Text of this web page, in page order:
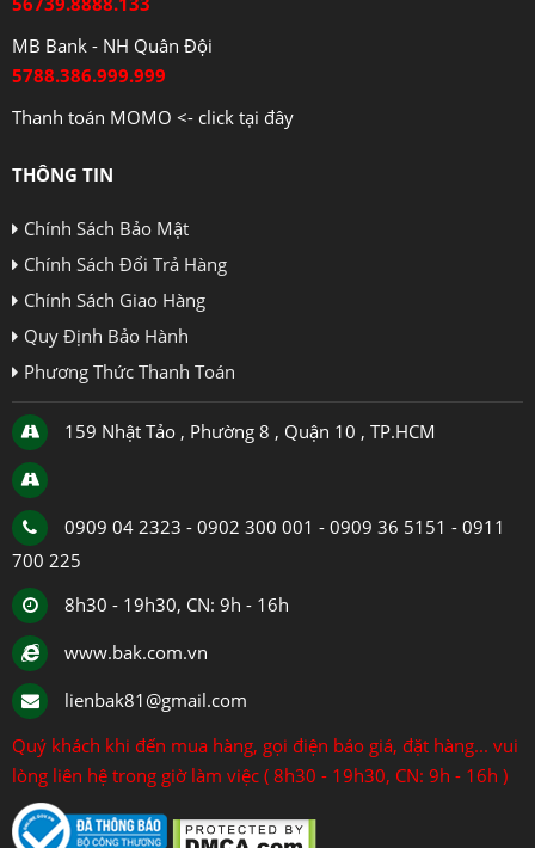
MB Bank - NH Quân Đội
5788.386.999.999
Thanh toán MOMO <- click tại đây
THÔNG TIN
Chính Sách Bảo Mật
Chính Sách Đổi Trả Hàng
Chính Sách Giao Hàng
Quy Định Bảo Hành
Phương Thức Thanh Toán
159 Nhật Tảo , Phường 8 , Quận 10 , TP.HCM
0909 04 2323 - 0902 300 001 - 0909 36 5151 - 0911
700 225
8h30 - 19h30, CN: 9h - 16h
www.bak.com.vn
lienbak81@gmail.com
Quý khách khi đến mua hàng, gọi điện báo giá, đặt hàng... vui
lòng liên hệ trong giờ làm việc ( 8h30 - 19h30, CN: 9h - 16h )